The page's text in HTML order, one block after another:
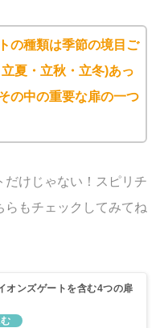
の種類は季節の境目ご
夏・立秋・立冬)あっ
の中の重要な扉の一つ
だけじゃない！スピリチ
らもチェックしてみてね
オンズゲートを含む4つの扉